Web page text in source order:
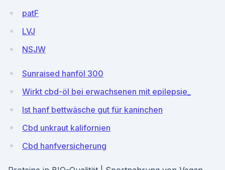
patF
LVJ
NSJW
Sunraised hanföl 300
Wirkt cbd-öl bei erwachsenen mit epilepsie_
Ist hanf bettwäsche gut für kaninchen
Cbd unkraut kalifornien
Cbd hanfversicherung